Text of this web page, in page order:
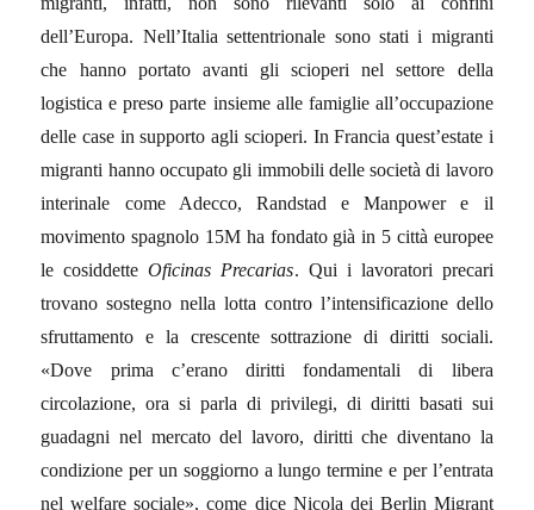
dell’Europa. Nell’Italia settentrionale sono stati i migranti
che hanno portato avanti gli scioperi nel settore della
logistica e preso parte insieme alle famiglie all’occupazione
delle case in supporto agli scioperi. In Francia quest’estate i
migranti hanno occupato gli immobili delle società di lavoro
interinale come Adecco, Randstad e Manpower e il
movimento spagnolo 15M ha fondato già in 5 città europee
le cosiddetteOficinas Precarias. Qui i lavoratori precari
trovano sostegno nella lotta contro l’intensificazione dello
sfruttamento e la crescente sottrazione di diritti sociali.
«Dove prima c’erano diritti fondamentali di libera
circolazione, ora si parla di privilegi, di diritti basati sui
guadagni nel mercato del lavoro, diritti che diventano la
condizione per un soggiorno a lungo termine e per l’entrata
nel welfare sociale», come dice Nicola dei Berlin Migrant